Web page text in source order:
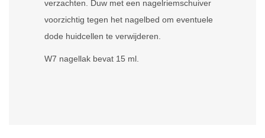
verzachten. Duw met een nagelriemschuiver
voorzichtig tegen het nagelbed om eventuele
dode huidcellen te verwijderen.
W7 nagellak bevat 15 ml.